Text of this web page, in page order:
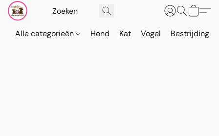
Alle categorieën Hond Kat Vogel Bestrijding